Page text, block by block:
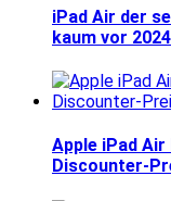
iPad Air der
kaum vor 2024
Apple iPad Air
Discounter-